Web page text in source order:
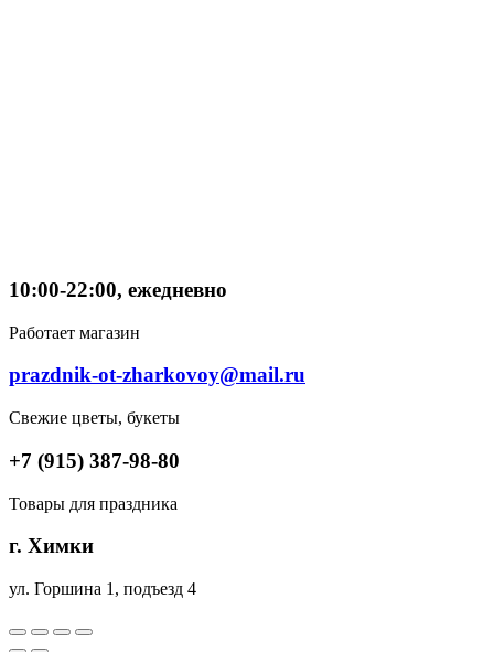
10:00-22:00, ежедневно
Работает магазин
prazdnik-ot-zharkovoy@mail.ru
Свежие цветы, букеты
+7 (915) 387-98-80
Товары для праздника
г. Химки
ул. Горшина 1, подъезд 4